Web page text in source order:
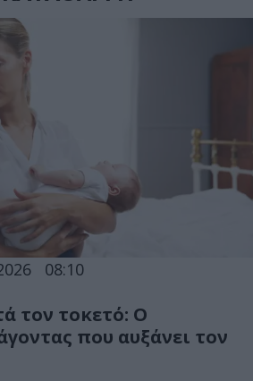
08:10
τον τοκετό: Ο
που αυξάνει τον